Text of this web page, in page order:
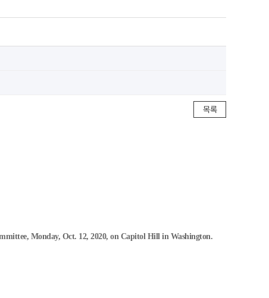
목록
Monday, Oct. 12, 2020, on Capitol Hill in Washington.